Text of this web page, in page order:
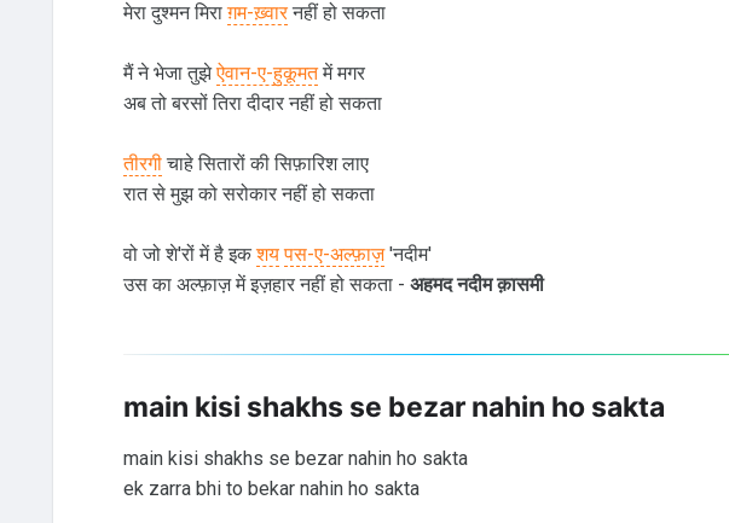
मेरा दुश्मन मिराग़म-ख़्वारनहीं हो सकता
मैं ने भेजा तुझेऐवान-ए-हुकूमतमें मगर
अब तो बरसों तिरा दीदार नहीं हो सकता
तीरगीचाहे सितारों की सिफ़ारिश लाए
रात से मुझ को सरोकार नहीं हो सकता
वो जो शे'रों में है इकशय पस-ए-अल्फ़ाज़'नदीम'
उस का अल्फ़ाज़ में इज़हार नहीं हो सकता - अहमद नदीम क़ासमी
main kisi shakhs se bezar nahin ho sakta
main kisi shakhs se bezar nahin ho sakta
ek zarra bhi to bekar nahin ho sakta